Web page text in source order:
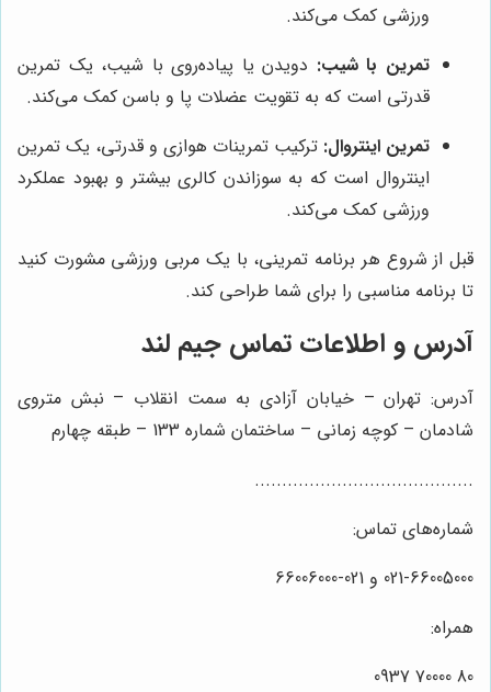
ورزشی کمک می‌کند.
تمرین با شیب: دویدن یا پیاده‌روی با شیب، یک تمرین
قدرتی است که به تقویت عضلات پا و باسن کمک می‌کند.
تمرین اینتروال: ترکیب تمرینات هوازی و قدرتی، یک تمرین
اینتروال است که به سوزاندن کالری بیشتر و بهبود عملکرد
ورزشی کمک می‌کند.
قبل از شروع هر برنامه تمرینی، با یک مربی ورزشی مشورت کنید
تا برنامه مناسبی را برای شما طراحی کند.
آدرس و اطلاعات تماس جیم لند
آدرس: تهران – خیابان آزادی به سمت انقلاب – نبش متروی
شادمان – کوچه زمانی – ساختمان شماره 133 – طبقه چهارم
........................................
شماره‌های تماس:
021-66005000 و 021-66006000
همراه:
80 70000 0937